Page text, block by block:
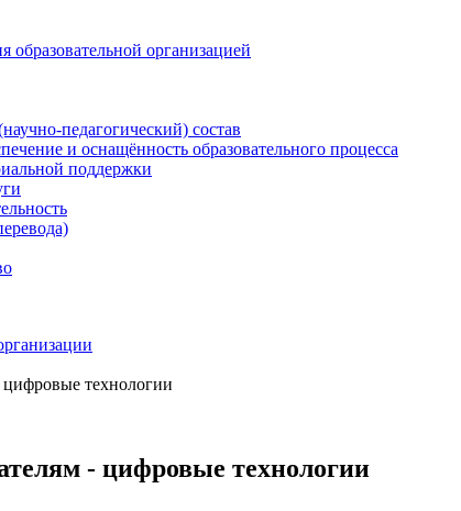
образовательной организацией
педагогический) состав
и оснащённость образовательного процесса
поддержки
технологии
- цифровые технологии